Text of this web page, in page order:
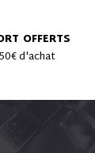
OFFERTS
d'achat